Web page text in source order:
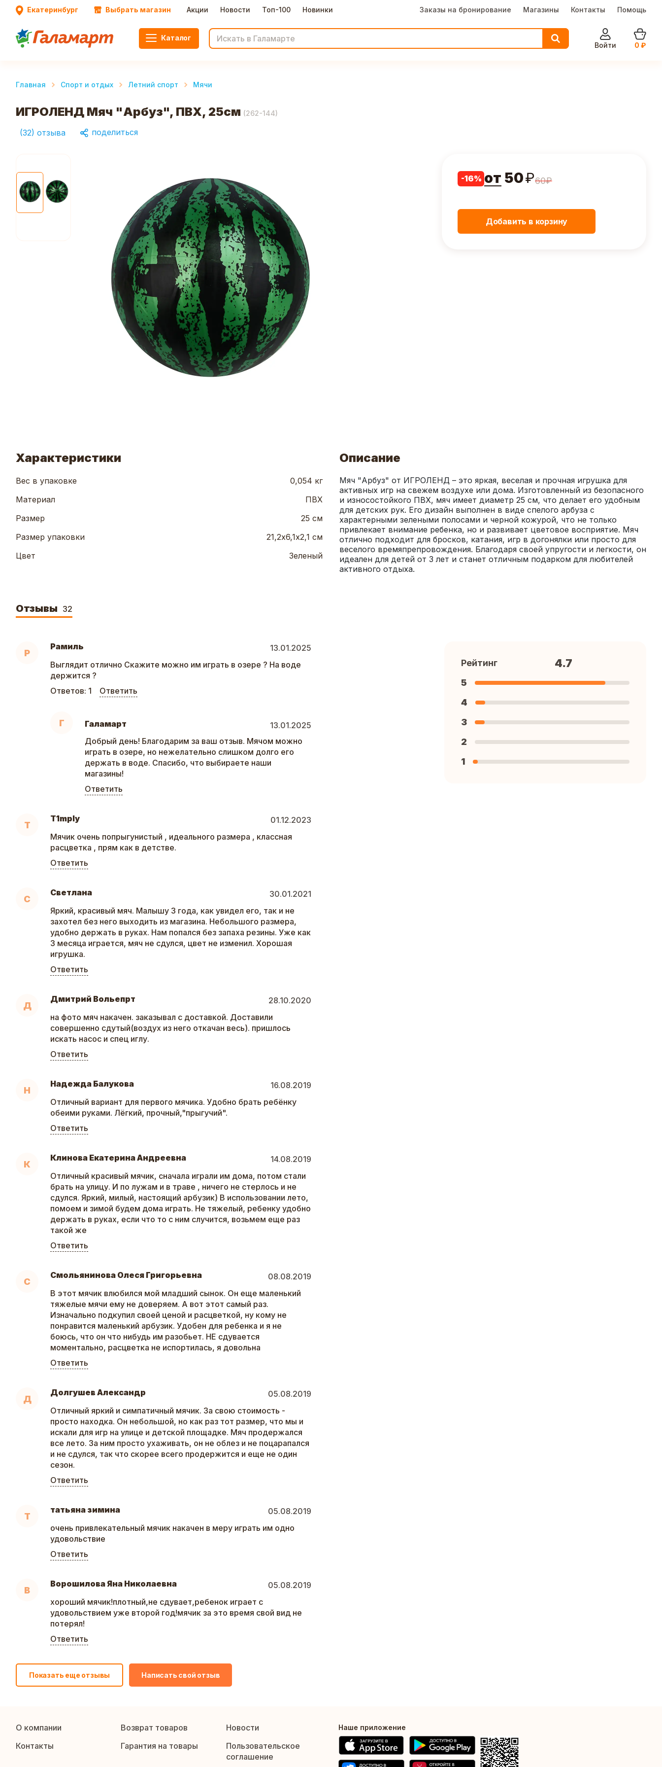
Екатеринбург Выбрать магазин Акции Новости Топ-100 Новинки Заказы на бронирование Магазины Контакты Помощь
Каталог
Войти
0 ₽
Главная Спорт и отдых Летний спорт Мячи
ИГРОЛЕНД Мяч "Арбуз", ПВХ, 25см (262-144)
(32) отзыва поделиться
-16% от 50₽60₽
Добавить в корзину
Характеристики
Вес в упаковке
0,054 кг
Материал
ПВХ
Размер
25 см
Размер упаковки
21,2х6,1х2,1 см
Цвет
Зеленый
Описание
Мяч "Арбуз" от ИГРОЛЕНД – это яркая, веселая и прочная игрушка для
активных игр на свежем воздухе или дома. Изготовленный из безопасного
и износостойкого ПВХ, мяч имеет диаметр 25 см, что делает его удобным
для детских рук. Его дизайн выполнен в виде спелого арбуза с
характерными зелеными полосами и черной кожурой, что не только
привлекает внимание ребенка, но и развивает цветовое восприятие. Мяч
отлично подходит для бросков, катания, игр в догонялки или просто для
веселого времяпрепровождения. Благодаря своей упругости и легкости, он
идеален для детей от 3 лет и станет отличным подарком для любителей
активного отдыха.
Отзывы 32
Р
Рамиль
13.01.2025
Выглядит отлично Скажите можно им играть в озере ? На воде
держится ?
Ответов: 1 Ответить
Г Галамарт
13.01.2025
Добрый день! Благодарим за ваш отзыв. Мячом можно
играть в озере, но нежелательно слишком долго его
держать в воде. Спасибо, что выбираете наши
магазины!
Ответить
T
T1mply
01.12.2023
Мячик очень попрыгунистый , идеального размера , классная
расцветка , прям как в детстве.
Ответить
С
Светлана
30.01.2021
Яркий, красивый мяч. Малышу 3 года, как увидел его, так и не
захотел без него выходить из магазина. Небольшого размера,
удобно держать в руках. Нам попался без запаха резины. Уже как
3 месяца играется, мяч не сдулся, цвет не изменил. Хорошая
игрушка.
Ответить
Д
Дмитрий Вольепрт
28.10.2020
на фото мяч накачен. заказывал с доставкой. Доставили
совершенно сдутый(воздух из него откачан весь). пришлось
искать насос и спец иглу.
Ответить
Н
Надежда Балукова
16.08.2019
Отличный вариант для первого мячика. Удобно брать ребёнку
обеими руками. Лёгкий, прочный,"прыгучий".
Ответить
К
Клинова Екатерина Андреевна
14.08.2019
Отличный красивый мячик, сначала играли им дома, потом стали
брать на улицу. И по лужам и в траве , ничего не стерлось и не
сдулся. Яркий, милый, настоящий арбузик) В использовании лето,
помоем и зимой будем дома играть. Не тяжелый, ребенку удобно
держать в руках, если что то с ним случится, возьмем еще раз
такой же
Ответить
С
Смольянинова Олеся Григорьевна
08.08.2019
В этот мячик влюбился мой младший сынок. Он еще маленький
тяжелые мячи ему не доверяем. А вот этот самый раз.
Изначально подкупил своей ценой и расцветкой, ну кому не
понравится маленький арбузик. Удобен для ребенка и я не
боюсь, что он что нибудь им разобьет. НЕ сдувается
моментально, расцветка не испортилась, я довольна
Ответить
Д
Долгушев Александр
05.08.2019
Отличный яркий и симпатичный мячик. За свою стоимость -
просто находка. Он небольшой, но как раз тот размер, что мы и
искали для игр на улице и детской площадке. Мяч продержался
все лето. За ним просто ухаживать, он не облез и не поцарапался
и не сдулся, так что скорее всего продержится и еще не один
сезон.
Ответить
Т
татьяна зимина
05.08.2019
очень привлекательный мячик накачен в меру играть им одно
удовольствие
Ответить
В
Ворошилова Яна Николаевна
05.08.2019
хороший мячик!плотный,не сдувает,ребенок играет с
удовольствием уже второй год!мячик за это время свой вид не
потерял!
Ответить
Рейтинг 4.7
5
4
3
2
1
Показать еще отзывы Написать свой отзыв
О компании Возврат товаров
Новости
Контакты
Гарантия на товары
Пользовательское
соглашение
Наше приложение